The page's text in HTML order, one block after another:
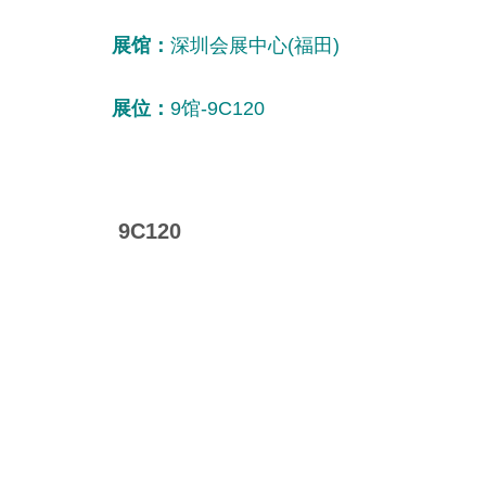
展馆：深圳会展中心(福田)
展位：9馆-9C120
9C120